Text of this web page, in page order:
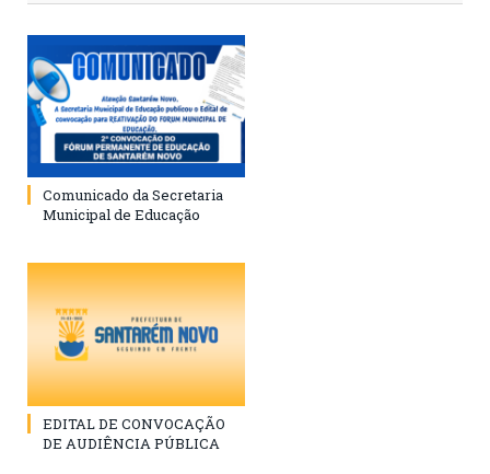
Comunicado da Secretaria
Municipal de Educação
EDITAL DE CONVOCAÇÃO
DE AUDIÊNCIA PÚBLICA